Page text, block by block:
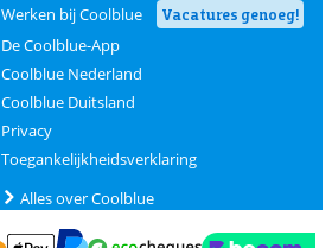
Werken bij Coolblue
Vacatures genoeg!
De Coolblue-App
Coolblue Nederland
Coolblue Duitsland
Privacy
Toegankelijkheidsverklaring
Alles over Coolblue